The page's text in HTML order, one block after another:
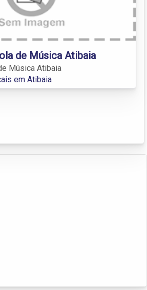
de Música Atibaia
Música Atibaia
em Atibaia